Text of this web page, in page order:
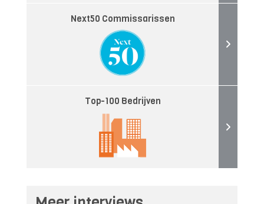
Next50 Commissarissen
Top-100 Bedrijven